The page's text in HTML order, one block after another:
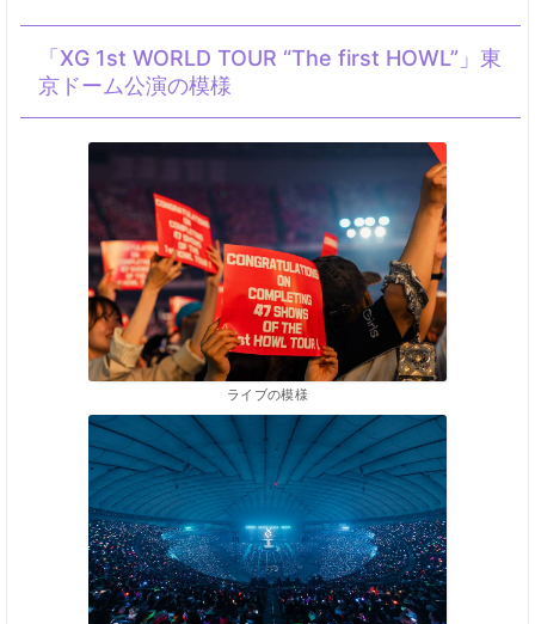
「XG 1st WORLD TOUR “The first HOWL”」東
京ドーム公演の模様
ライブの模様